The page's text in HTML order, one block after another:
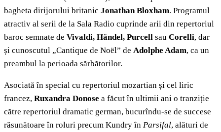
bagheta dirijorului britanic Jonathan Bloxham. Programul
atractiv al serii de la Sala Radio cuprinde arii din repertoriul
baroc semnate de Vivaldi, Händel, Purcell sau Corelli, dar
și cunoscutul „Cantique de Noël” de Adolphe Adam, ca un
preambul la perioada sărbătorilor.
Asociată în special cu repertoriul mozartian și cel liric
francez, Ruxandra Donose a făcut în ultimii ani o tranziție
către repertoriul dramatic german, bucurîndu-se de succese
răsunătoare în roluri precum Kundry în Parsifal, alături de